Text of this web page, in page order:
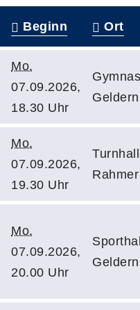
Beginn Ort
Mo.
07.09.2026,
18.30 Uhr
Geldern
Mo.
07.09.2026,
19.30 Uhr
Mo.
07.09.2026,
20.00 Uhr
Geldern